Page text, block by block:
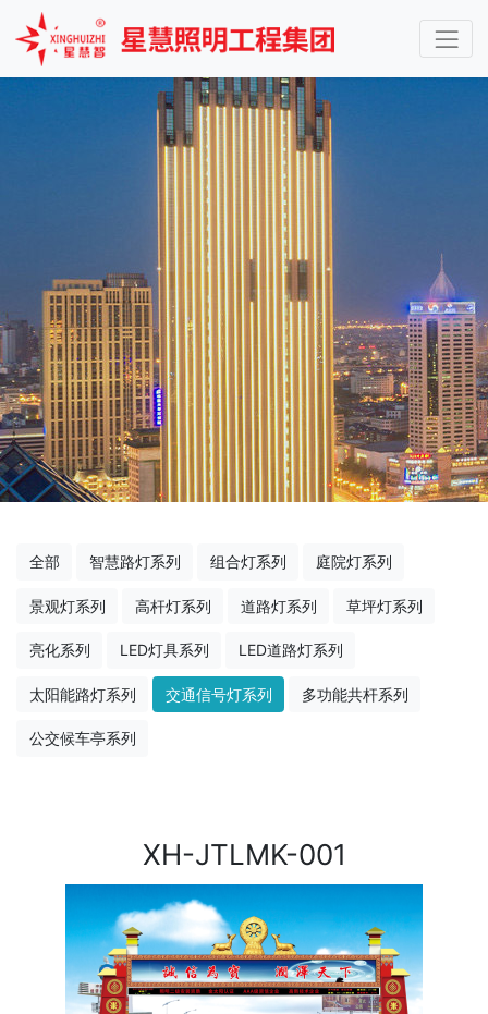
全部 智慧路灯系列 组合灯系列 庭院灯系列
景观灯系列 高杆灯系列 道路灯系列 草坪灯系列
亮化系列 LED灯具系列 LED道路灯系列
太阳能路灯系列 交通信号灯系列 多功能共杆系列
公交候车亭系列
XH-JTLMK-001